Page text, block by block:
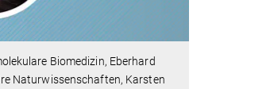
Biomedizin, Eberhard
Naturwissenschaften, Karsten